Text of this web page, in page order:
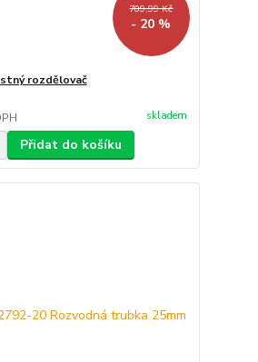
709,99 Kč
- 20 %
rozdělovač
skladem
Přidat do košíku